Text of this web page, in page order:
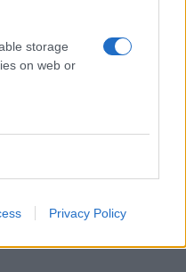
storage
on web or
Privacy Policy